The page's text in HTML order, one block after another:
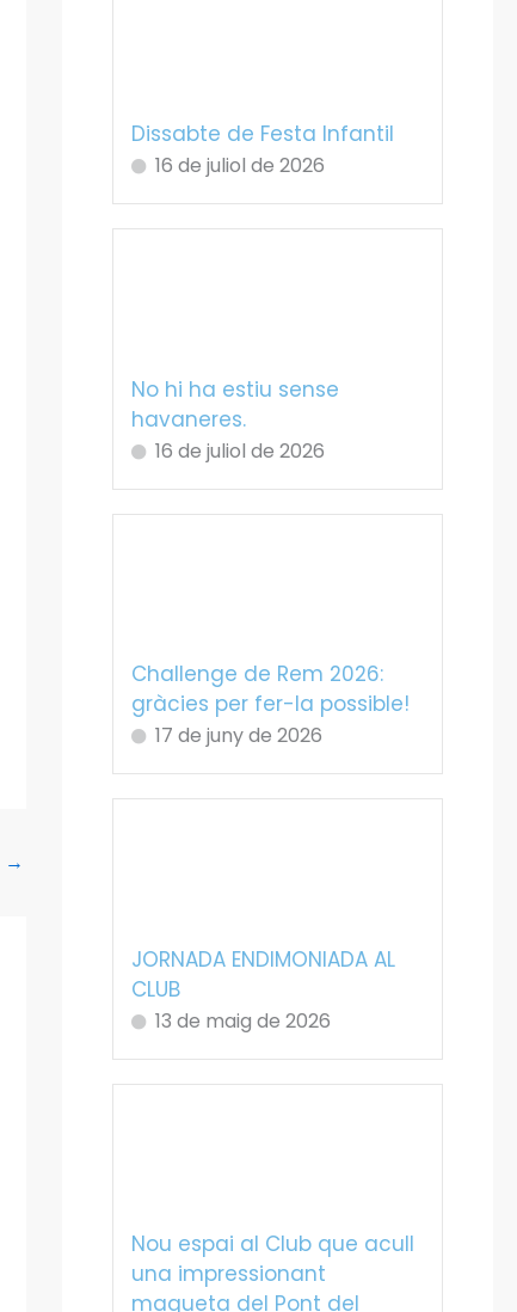
→
Dissabte de Festa Infantil
16 de juliol de 2026
No hi ha estiu sense
havaneres.
16 de juliol de 2026
Challenge de Rem 2026:
gràcies per fer-la possible!
17 de juny de 2026
JORNADA ENDIMONIADA AL
CLUB
13 de maig de 2026
Nou espai al Club que acull
una impressionant
maqueta del Pont del